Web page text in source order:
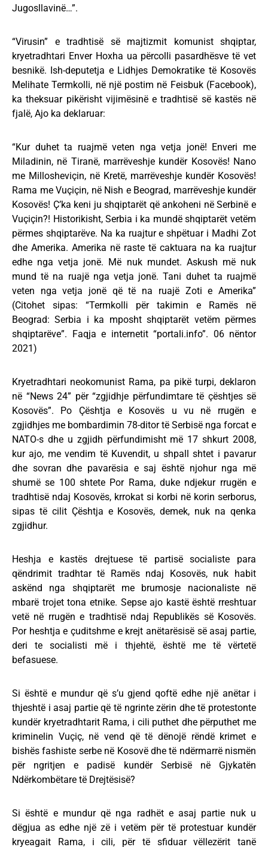
Jugosllavinë…”.
“Virusin” e tradhtisë së majtizmit komunist shqiptar,
kryetradhtari Enver Hoxha ua përcolli pasardhësve të vet
besnikë. Ish-deputetja e Lidhjes Demokratike të Kosovës
Melihate Termkolli, në një postim në Feisbuk (Facebook),
ka theksuar pikërisht vijimësinë e tradhtisë së kastës në
fjalë, Ajo ka deklaruar:
“Kur duhet ta ruajmë veten nga vetja jonë! Enveri me
Miladinin, në Tiranë, marrëveshje kundër Kosovës! Nano
me Millosheviçin, në Kretë, marrëveshje kundër Kosovës!
Rama me Vuçiçin, në Nish e Beograd, marrëveshje kundër
Kosovës! Ҫ’ka keni ju shqiptarët që ankoheni në Serbinë e
Vuçiçin?! Historikisht, Serbia i ka mundë shqiptarët vetëm
përmes shqiptarëve. Na ka ruajtur e shpëtuar i Madhi Zot
dhe Amerika. Amerika në raste të caktuara na ka ruajtur
edhe nga vetja jonë. Më nuk mundet. Askush më nuk
mund të na ruajë nga vetja jonë. Tani duhet ta ruajmë
veten nga vetja jonë që të na ruajë Zoti e Amerika”
(Citohet sipas: “Termkolli për takimin e Ramës në
Beograd: Serbia i ka mposht shqiptarët vetëm përmes
shqiptarëve”. Faqja e internetit “portali.info”. 06 nëntor
2021)
Kryetradhtari neokomunist Rama, pa pikë turpi, deklaron
në “News 24” për “zgjidhje përfundimtare të çështjes së
Kosovës”. Po Çështja e Kosovës u vu në rrugën e
zgjidhjes me bombardimin 78-ditor të Serbisë nga forcat e
NATO-s dhe u zgjidh përfundimisht më 17 shkurt 2008,
kur ajo, me vendim të Kuvendit, u shpall shtet i pavarur
dhe sovran dhe pavarësia e saj është njohur nga më
shumë se 100 shtete Por Rama, duke ndjekur rrugën e
tradhtisë ndaj Kosovës, krrokat si korbi në korin serborus,
sipas të cilit Çështja e Kosovës, demek, nuk na qenka
zgjidhur.
Heshja e kastës drejtuese të partisë socialiste para
qëndrimit tradhtar të Ramës ndaj Kosovës, nuk habit
askënd nga shqiptarët me brumosje nacionaliste në
mbarë trojet tona etnike. Sepse ajo kastë është rreshtuar
vetë në rrugën e tradhtisë ndaj Republikës së Kosovës.
Por heshtja e çuditshme e krejt anëtarësisë së asaj partie,
deri te socialisti më i thjehtë, është me të vërtetë
befasuese.
Si është e mundur që s’u gjend qoftë edhe një anëtar i
thjeshtë i asaj partie që të ngrinte zërin dhe të protestonte
kundër kryetradhtarit Rama, i cili puthet dhe përputhet me
kriminelin Vuçiç, në vend që të dënojë rëndë krimet e
bishës fashiste serbe në Kosovë dhe të ndërmarrë nismën
për ngritjen e padisë kundër Serbisë në Gjykatën
Ndërkombëtare të Drejtësisë?
Si është e mundur që nga radhët e asaj partie nuk u
dëgjua as edhe një zë i vetëm për të protestuar kundër
kryeagait Rama, i cili, për të sfiduar vëllezërit tanë